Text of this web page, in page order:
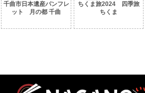
千曲市日本遺産パンフレ
ット 月の都 千曲
ちくま旅2024 四季旅
ちくま